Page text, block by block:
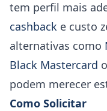
tem perfil mais
cashback e custo
alternativas como
Black Mastercard
podem merecer
Como Solicitar